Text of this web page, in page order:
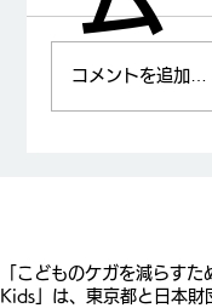
コメントを追加…
「こどものケガを減らす
Kids」は、東京都と日本財